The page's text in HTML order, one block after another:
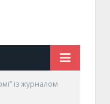
із журналом